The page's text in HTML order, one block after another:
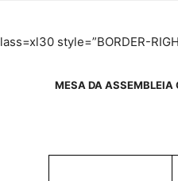
style=”BORDER-
MESA DA ASSEMBLEIA